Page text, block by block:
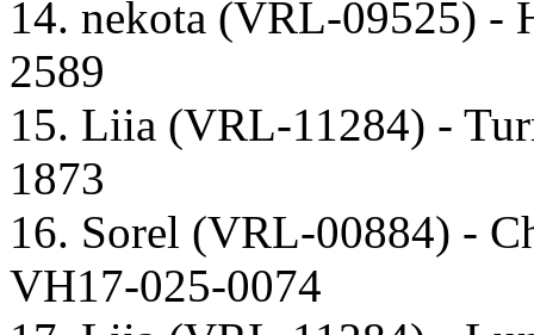
14. nekota (VRL-09525) -
2589
15. Liia (VRL-11284) -
1873
16. Sorel (VRL-00884) -
VH17-025-0074